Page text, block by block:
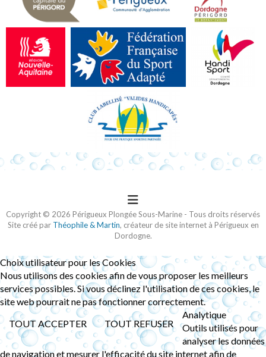
Copyright © 2026 Périgueux Plongée Sous-Marine - Tous droits réservés
Site créé par Théophile & Martin, créateur de site internet à Périgueux en
Dordogne.
Choix utilisateur pour les Cookies
Nous utilisons des cookies afin de vous proposer les meilleurs
services possibles. Si vous déclinez l'utilisation de ces cookies, le
site web pourrait ne pas fonctionner correctement.
TOUT ACCEPTER
TOUT REFUSER
Analytique
Outils utilisés pour
analyser les données
de navigation et mesurer l'efficacité du site internet afin de